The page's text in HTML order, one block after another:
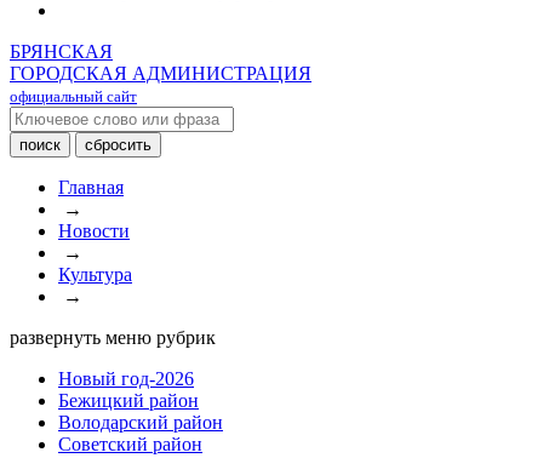
БРЯНСКАЯ
ГОРОДСКАЯ АДМИНИСТРАЦИЯ
официальный сайт
Главная
→
Новости
→
Культура
→
развернуть меню рубрик
Новый год-2026
Бежицкий район
Володарский район
Советский район